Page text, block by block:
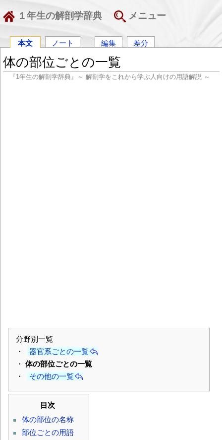
１年生の解剖学辞典 メニュー
本文 ノート 編集 差分
体の部位ごとの一覧
『1年生の解剖学辞典』～ 解剖学をこれから学ぶ人向けの用語解説 ～
分野別一覧
・
器官系ごとの一覧
・ 体の部位ごとの一覧
・
その他の一覧
目次
体の部位の名称
部位ごとの用語